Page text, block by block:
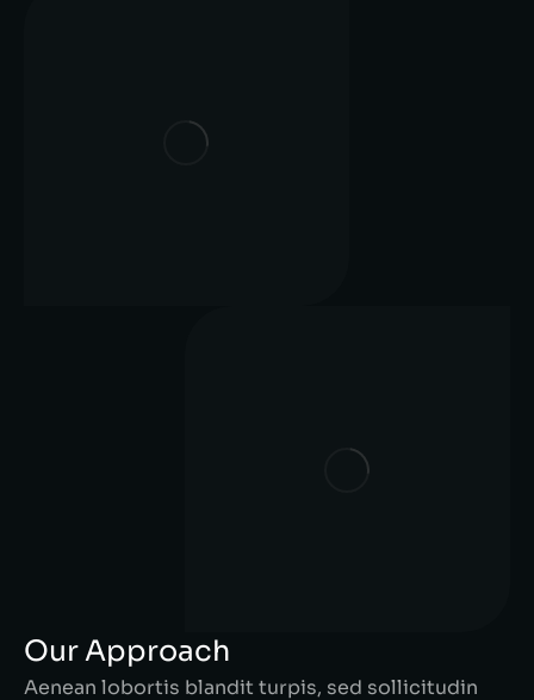
Our Approach
Aenean lobortis blandit turpis, sed sollicitudin